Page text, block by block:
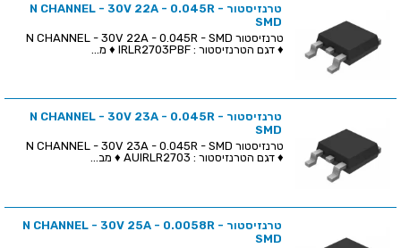
טרנזיסטור N CHANNEL - 30V 22A - 0.045R -
SMD
♦ דגם הטרנזיסטור : IRLR2703PBF ♦ מ...
טרנזיסטור N CHANNEL - 30V 23A - 0.045R -
SMD
♦ דגם הטרנזיסטור : AUIRLR2703 ♦ מב...
טרנזיסטור N CHANNEL - 30V 25A - 0.0058R -
SMD